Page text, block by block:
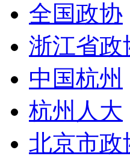
全国政协
浙江省政
中国杭州
杭州人大
北京市政